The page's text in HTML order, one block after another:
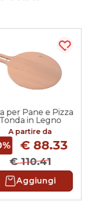
tardi
per Pane e Pizza
Tonda in Legno
- innesto a
(solo testa)
A partire da
€ 88.33
€ 110.41
Aggiungi